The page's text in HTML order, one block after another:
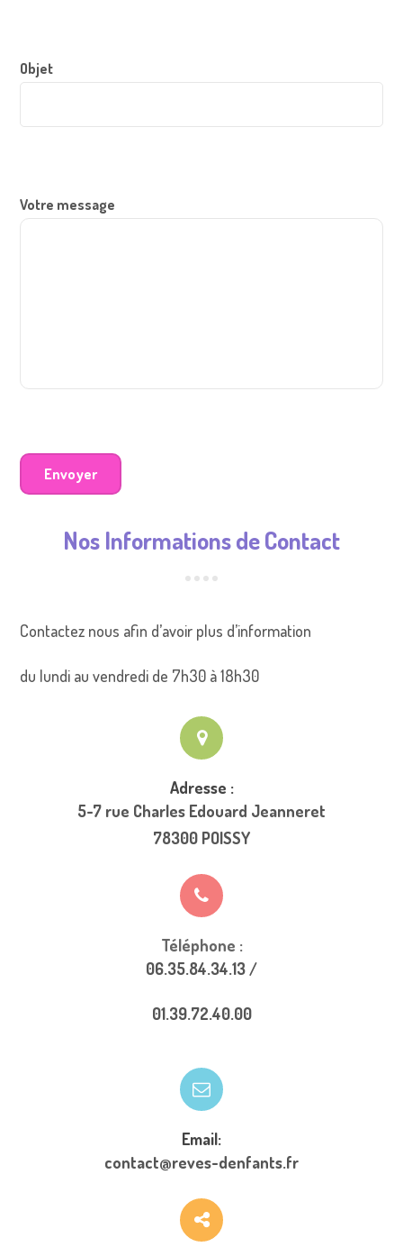
Objet
Votre message
Nos Informations de Contact
Contactez nous afin d’avoir plus d’information
du lundi au vendredi de 7h30 à 18h30
Adresse :
5-7 rue Charles Edouard Jeanneret
78300 POISSY
Téléphone :
06.35.84.34.13 /
01.39.72.40.00
Email:
contact@reves-denfants.fr